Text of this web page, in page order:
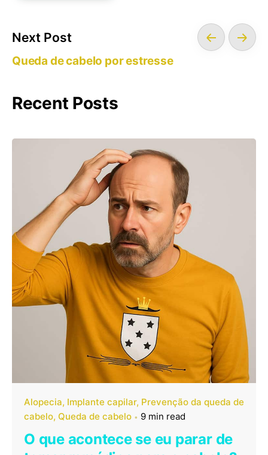
Next Post
Queda de cabelo por estresse
Recent Posts
Alopecia Implante capilar Prevenção da queda de
cabelo Queda de cabelo 9 min read
O que acontece se eu parar de